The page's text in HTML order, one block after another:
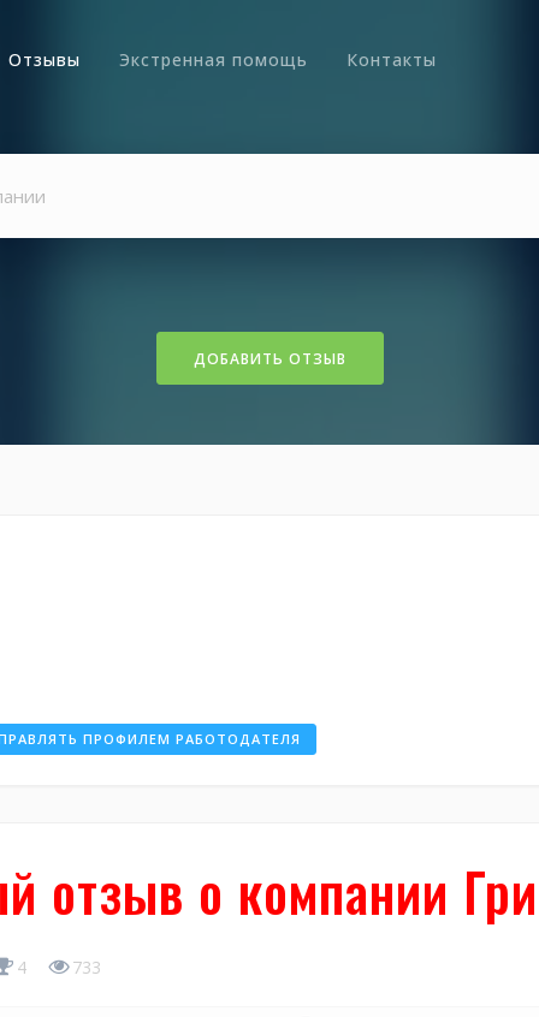
Отзывы Экстренная помощь Контакты
ДОБАВИТЬ ОТЗЫВ
ПРОФИЛЕМ РАБОТОДАТЕЛЯ
отзыв о компании
4 733